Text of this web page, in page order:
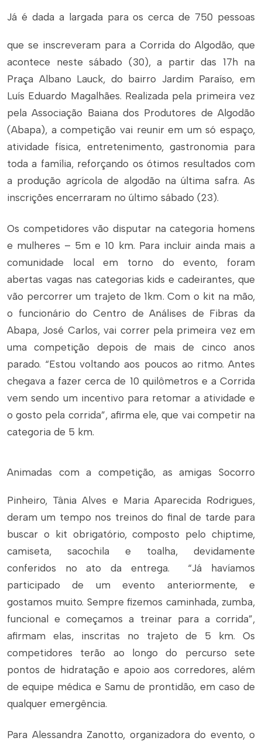
Já é dada a largada para os cerca de 750 pessoas
que se inscreveram para a Corrida do Algodão, que
acontece neste sábado (30), a partir das 17h na
Praça Albano Lauck, do bairro Jardim Paraíso, em
Luís Eduardo Magalhães. Realizada pela primeira vez
pela Associação Baiana dos Produtores de Algodão
(Abapa), a competição vai reunir em um só espaço,
atividade física, entretenimento, gastronomia para
toda a família, reforçando os ótimos resultados com
a produção agrícola de algodão na última safra. As
inscrições encerraram no último sábado (23).
Os competidores vão disputar na categoria homens
e mulheres – 5m e 10 km. Para incluir ainda mais a
comunidade local em torno do evento, foram
abertas vagas nas categorias kids e cadeirantes, que
vão percorrer um trajeto de 1km. Com o kit na mão,
o funcionário do Centro de Análises de Fibras da
Abapa, José Carlos, vai correr pela primeira vez em
uma competição depois de mais de cinco anos
parado. “Estou voltando aos poucos ao ritmo. Antes
chegava a fazer cerca de 10 quilômetros e a Corrida
vem sendo um incentivo para retomar a atividade e
o gosto pela corrida”, afirma ele, que vai competir na
categoria de 5 km.
Animadas com a competição, as amigas Socorro
Pinheiro, Tânia Alves e Maria Aparecida Rodrigues,
deram um tempo nos treinos do final de tarde para
buscar o kit obrigatório, composto pelo chiptime,
camiseta, sacochila e toalha, devidamente
conferidos no ato da entrega. “Já havíamos
participado de um evento anteriormente, e
gostamos muito. Sempre fizemos caminhada, zumba,
funcional e começamos a treinar para a corrida”,
afirmam elas, inscritas no trajeto de 5 km. Os
competidores terão ao longo do percurso sete
pontos de hidratação e apoio aos corredores, além
de equipe médica e Samu de prontidão, em caso de
qualquer emergência.
Para Alessandra Zanotto, organizadora do evento, o